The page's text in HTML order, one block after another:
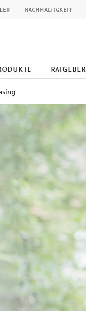
nachhaltigkeit
ratgeber